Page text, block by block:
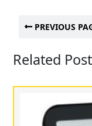
PREVIOUS
Related